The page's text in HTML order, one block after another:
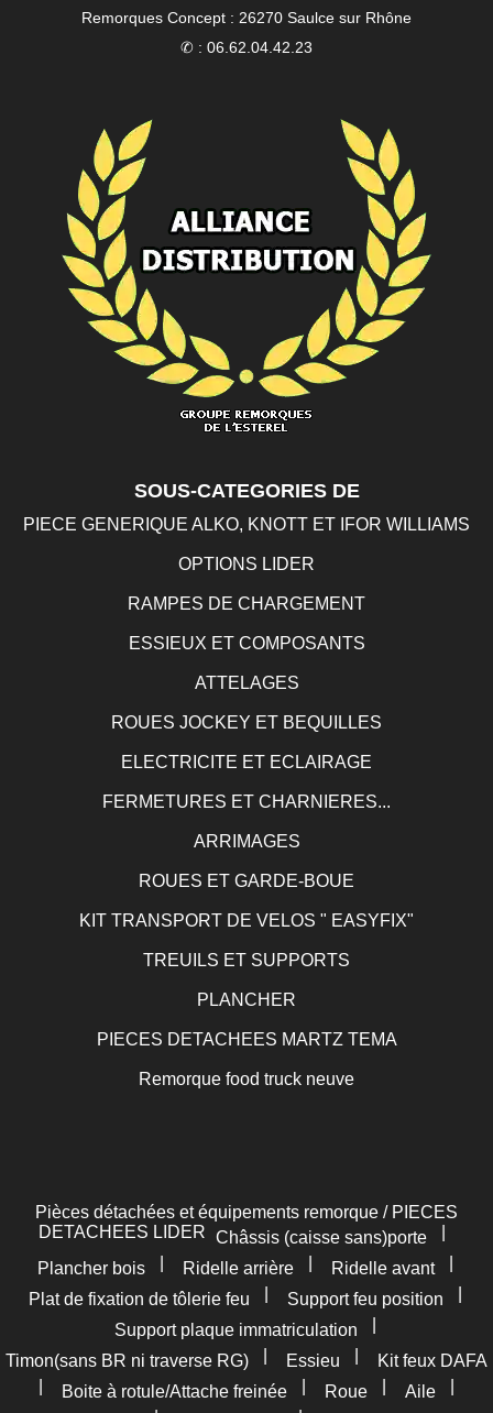
Remorques Concept : 26270 Saulce sur Rhône
✆ : 06.62.04.42.23
SOUS-CATEGORIES DE
PIECE GENERIQUE ALKO, KNOTT ET IFOR WILLIAMS
OPTIONS LIDER
RAMPES DE CHARGEMENT
ESSIEUX ET COMPOSANTS
ATTELAGES
ROUES JOCKEY ET BEQUILLES
ELECTRICITE ET ECLAIRAGE
FERMETURES ET CHARNIERES...
ARRIMAGES
ROUES ET GARDE-BOUE
KIT TRANSPORT DE VELOS " EASYFIX"
TREUILS ET SUPPORTS
PLANCHER
PIECES DETACHEES MARTZ TEMA
Remorque food truck neuve
Pièces détachées et équipements remorque / PIECES
DETACHEES LIDER Châssis (caisse sans)porte
Plancher bois
Ridelle arrière Ridelle avant
Plat de fixation de tôlerie feu
Support feu position
Support plaque immatriculation
Timon(sans BR ni traverse RG)
Essieu
Kit feux DAFA
Boite à rotule/Attache freinée Roue Aile